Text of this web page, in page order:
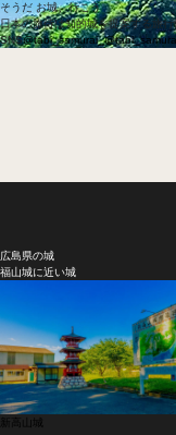
そうだ お城、行こう
日本の旅侍は知的城を提案する旅
SNS@tabi_samurai_
広島県の城
福山城に近い城